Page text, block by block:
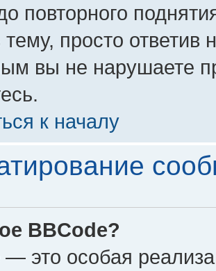
повторного
тему, просто ответив
вы не нарушаете
к началу
BBCode?
— это особая